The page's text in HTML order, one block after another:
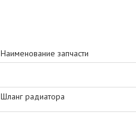
Наименование запчасти
Шланг радиатора